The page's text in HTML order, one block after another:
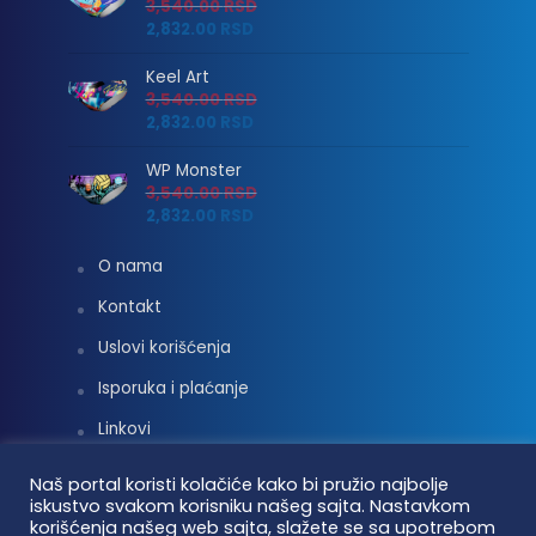
3,540.00RSD
2,832.00 RSD
Keel Art
3,540.00RSD
2,832.00 RSD
WP Monster
3,540.00RSD
2,832.00 RSD
O nama
Kontakt
Uslovi korišćenja
Isporuka i plaćanje
Linkovi
Naš portal koristi kolačiće kako bi pružio najbolje
iskustvo svakom korisniku našeg sajta. Nastavkom
korišćenja našeg web sajta, slažete se sa upotrebom